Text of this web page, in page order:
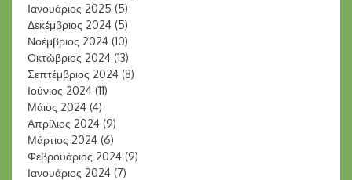
Ιανουάριος 2025 (5)
Δεκέμβριος 2024 (5)
Νοέμβριος 2024 (10)
Οκτώβριος 2024 (13)
Σεπτέμβριος 2024 (8)
Ιούνιος 2024 (11)
Μάιος 2024 (4)
Απρίλιος 2024 (9)
Μάρτιος 2024 (6)
Φεβρουάριος 2024 (9)
Ιανουάριος 2024 (7)